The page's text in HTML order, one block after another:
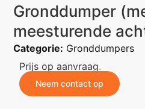
Gronddumper
meesturende
Categorie: Gronddumpers
Prijs op aanvraag.
Neem contact op